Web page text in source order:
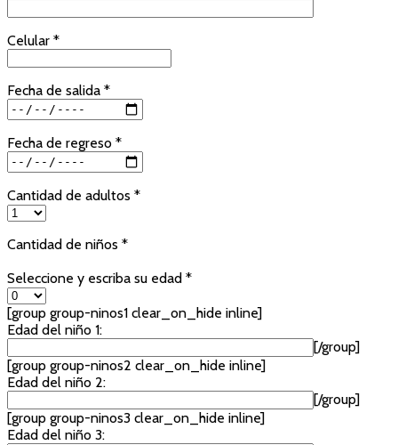
Celular *
Fecha de salida *
Fecha de regreso *
Cantidad de adultos *
Cantidad de niños *
Seleccione y escriba su edad *
[group group-ninos1 clear_on_hide inline]
Edad del niño 1:
[/group]
[group group-ninos2 clear_on_hide inline]
Edad del niño 2:
[/group]
[group group-ninos3 clear_on_hide inline]
Edad del niño 3: